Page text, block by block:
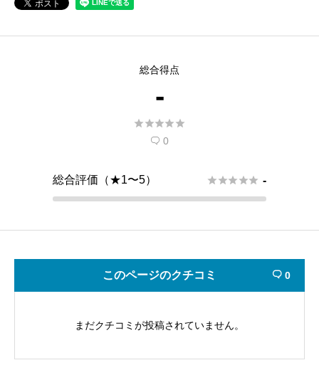
総合得点
-

 0
総合評価（★1〜5）  -
このページのクチコミ  0
まだクチコミが投稿されていません。